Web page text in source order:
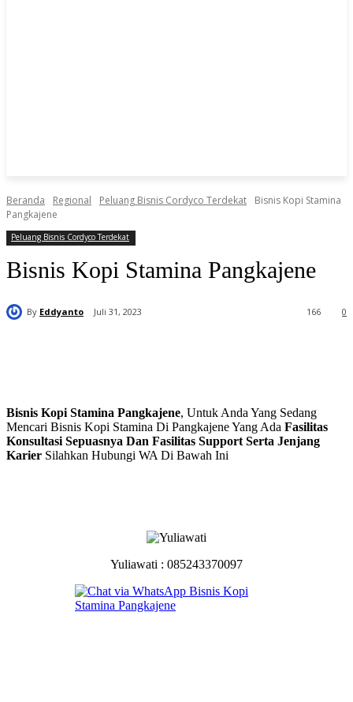
Beranda Regional Peluang Bisnis Cordyco Terdekat
Bisnis Kopi Stamina
Pangkajene
Peluang Bisnis Cordyco Terdekat
Bisnis Kopi Stamina Pangkajene
By Eddyanto Juli 31, 2023 0
166
Bisnis Kopi Stamina Pangkajene, Untuk Anda Yang Sedang
Mencari Bisnis Kopi Stamina Di Pangkajene Yang Ada Fasilitas
Konsultasi Sepuasnya Dan Fasilitas Support Serta Jenjang
Karier Silahkan Hubungi WA Di Bawah Ini
Yuliawati : 085243370097